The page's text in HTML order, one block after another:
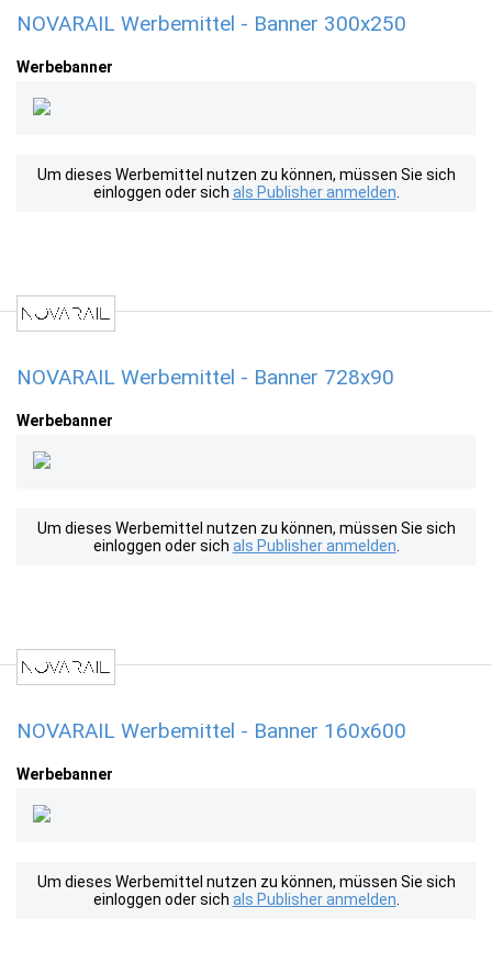
NOVARAIL Werbemittel - Banner 300x250
Werbebanner
Um dieses Werbemittel nutzen zu können, müssen Sie sich
einloggen oder sich als Publisher anmelden
NOVARAIL Werbemittel - Banner 728x90
Werbebanner
Um dieses Werbemittel nutzen zu können, müssen Sie sich
einloggen oder sich als Publisher anmelden
NOVARAIL Werbemittel - Banner 160x600
Werbebanner
Um dieses Werbemittel nutzen zu können, müssen Sie sich
einloggen oder sich als Publisher anmelden